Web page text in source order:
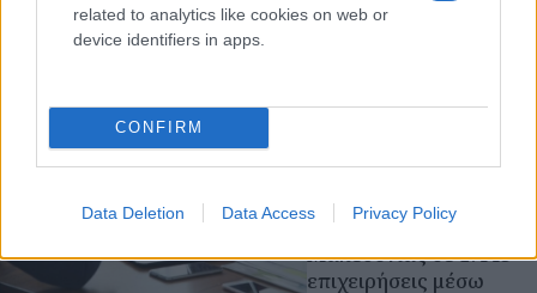
related to analytics like cookies on web or
device identifiers in apps.
CONFIRM
Data Deletion Data Access Privacy Policy
«Ανάσα» 140 εκατ.
ευρώ από την
Περιφέρεια Κεντρικής
Μακεδονίας σε 1.443
επιχειρήσεις μέσω